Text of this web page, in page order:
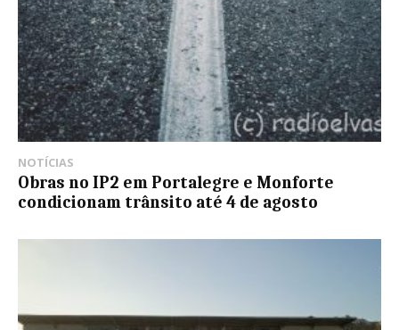
NOTÍCIAS
Obras no IP2 em Portalegre e Monforte
condicionam trânsito até 4 de agosto